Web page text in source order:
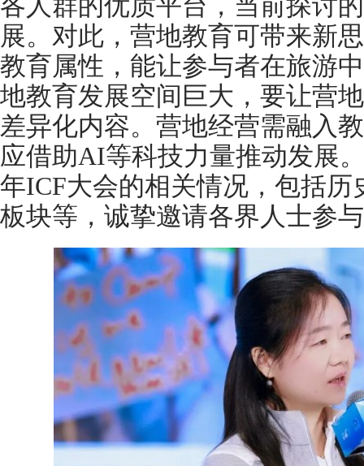
各人群的优质平台，当前探讨
展。对此，营地教育可带来新
教育属性，能让参与者在旅游
地教育发展空间巨大，要让营
差异化内容。营地经营需融入
应借助AI等科技力量推动发展
年ICF大会的相关情况，包括
板块等，诚挚邀请各界人士参